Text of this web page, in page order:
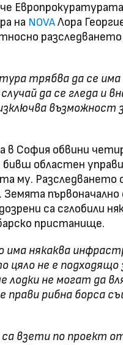
на NOVAЛора
трябва да се
да се гледа и
възможност
в София обвини
областен
му. Разследването
първоначално
са сглобили
пристанище.
някаква
цяло не е
лодки не могат да
рибна борса
са взети по проект